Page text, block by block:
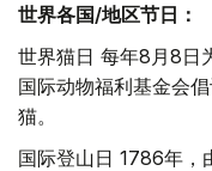
世界各国/地区节日：
世界猫日 每年8月8日
国际动物福利基金会
猫。
国际登山日 1786年